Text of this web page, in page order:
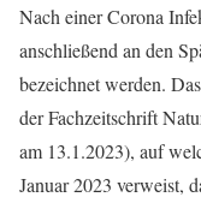
Nach einer Corona
anschließend an den
bezeichnet werden.
der Fachzeitschrift
am 13.1.2023), auf
Januar 2023 verweist,